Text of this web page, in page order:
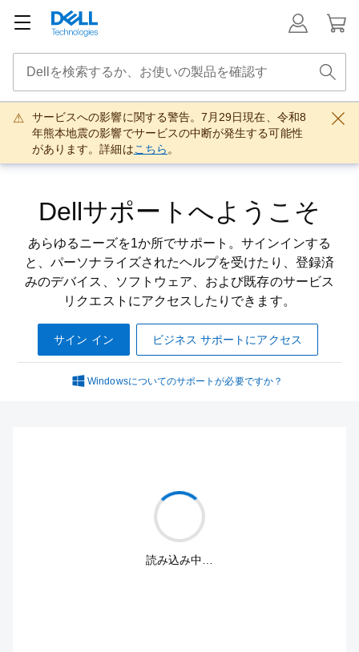
サービスへの影響に関する警告。7月29日現在、令和8
年熊本地震の影響でサービスの中断が発生する可能性
があります。詳細はこちら 。
Dellサポートへようこそ
あらゆるニーズを1か所でサポート。サインインする
と、パーソナライズされたヘルプを受けたり、登録済
みのデバイス、ソフトウェア、および既存のサービス
リクエストにアクセスしたりできます。
サイン イン ビジネス サポートにアクセス
Windowsについてのサポートが必要ですか？
読み込み中…